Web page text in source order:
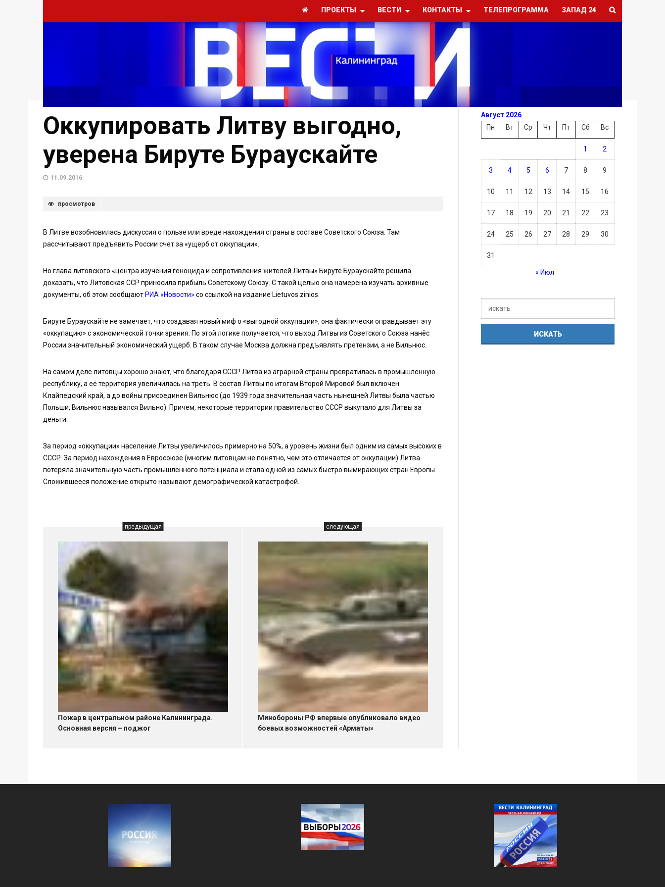
ПРОЕКТЫ ВЕСТИ КОНТАКТЫ ТЕЛЕПРОГРАММА ЗАПАД 24
Оккупировать Литву выгодно,
уверена Бируте Бураускайте
11.09.2016
просмотров
В Литве возобновилась дискуссия о пользе или вреде нахождения страны в составе Советского Союза. Там
рассчитывают предъявить России счет за «ущерб от оккупации».
Но глава литовского «центра изучения геноцида и сопротивления жителей Литвы» Бируте Бураускайте решила
доказать, что Литовская ССР приносила прибыль Советскому Союзу. С такой целью она намерена изучать архивные
документы, об этом сообщают РИА «Новости» со ссылкой на издание Lietuvos zinios.
Бируте Бураускайте не замечает, что создавая новый миф о «выгодной оккупации», она фактически оправдывает эту
«оккупацию» с экономической точки зрения. По этой логике получается, что выход Литвы из Советского Союза нанёс
России значительный экономический ущерб. В таком случае Москва должна предъявлять претензии, а не Вильнюс.
На самом деле литовцы хорошо знают, что благодаря СССР Литва из аграрной страны превратилась в промышленную
республику, а её территория увеличилась на треть. В состав Литвы по итогам Второй Мировой был включен
Клайпедский край, а до войны присоединен Вильнюс (до 1939 года значительная часть нынешней Литвы была частью
Польши, Вильнюс назывался Вильно). Причем, некоторые территории правительство СССР выкупало для Литвы за
деньги.
За период «оккупации» население Литвы увеличилось примерно на 50%, а уровень жизни был одним из самых высоких в
СССР. За период нахождения в Евросоюзе (многим литовцам не понятно, чем это отличается от оккупации) Литва
потеряла значительную часть промышленного потенциала и стала одной из самых быстро вымирающих стран Европы.
Сложившееся положение открыто называют демографической катастрофой.
предыдущая
Пожар в центральном районе Калининграда.
Основная версия – поджог
следующая
Минобороны РФ впервые опубликовало видео
боевых возможностей «Арматы»
Август 2026
Пн
Вт Ср Чт Пт Сб Вс
1 2
3 4 5 6 7 8 9
10 11 12 13 14 15 16
17 18 19 20 21 22 23
24 25 26 27 28 29 30
31
« Июл